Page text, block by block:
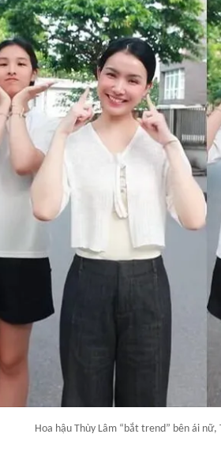
Hoa hậu Thùy Lâm “bắt trend” bên ái